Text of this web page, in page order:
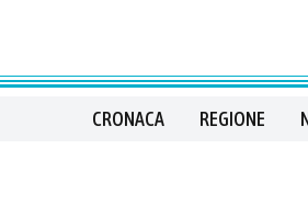
CRONACA REGIONE